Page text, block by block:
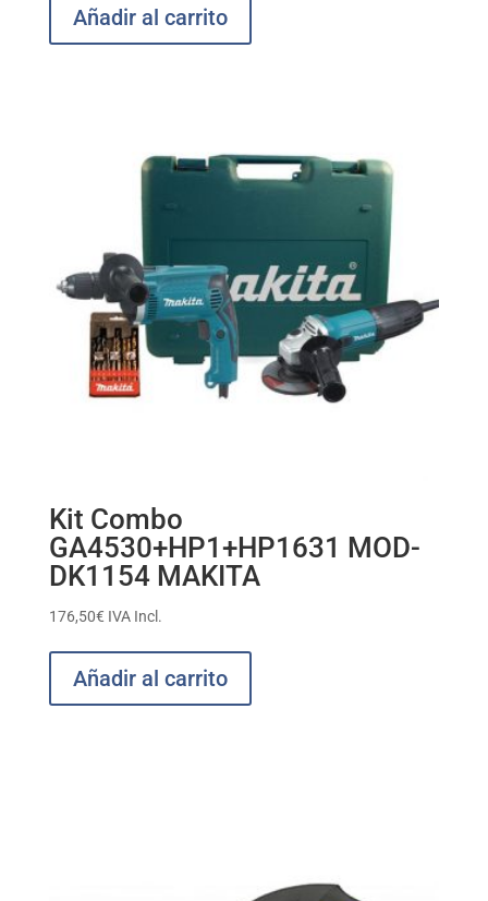
Añadir al carrito
Kit Combo
GA4530+HP1+HP1631 MOD-
DK1154 MAKITA
176,50€ IVA Incl.
Añadir al carrito